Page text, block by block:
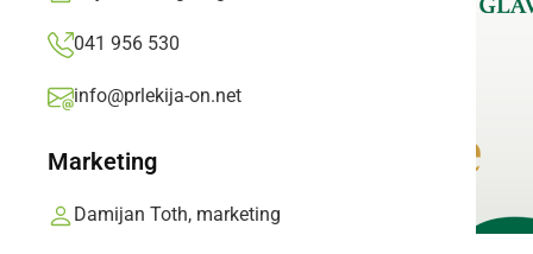
041 956 530
info@prlekija-on.net
Marketing
Damijan Toth, marketing